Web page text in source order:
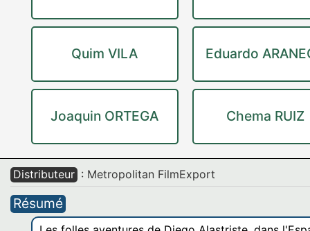
Quim VILA Eduardo
Joaquin ORTEGA Chema RUIZ
Distributeur : Metropolitan FilmExport
Résumé